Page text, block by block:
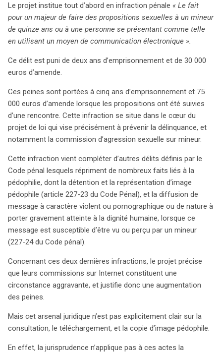
infiltrés. Ainsi, bien que cette législation renforce les
outils à disposition pour lutter contre la délinquance, un
encadrement juridique rigoureux est essentiel pour
protéger les victimes tout en garantissant les droits des
internautes. La protection des mineurs en ligne reste un
enjeu crucial pour la société.
Le projet institue tout d’abord en infraction pénale « Le fait
pour un majeur de faire des propositions sexuelles à un mineur
de quinze ans ou à une personne se présentant comme telle
en utilisant un moyen de communication électronique ».
Ce délit est puni de deux ans d’emprisonnement et de 30 000
euros d’amende.
Ces peines sont portées à cinq ans d’emprisonnement et 75
000 euros d’amende lorsque les propositions ont été suivies
d’une rencontre. Cette infraction se situe dans le cœur du
projet de loi qui vise précisément à prévenir la délinquance, et
notamment la commission d’agression sexuelle sur mineur.
Cette infraction vient compléter d’autres délits définis par le
Code pénal lesquels répriment de nombreux faits liés à la
pédophilie, dont la détention et la représentation d’image
pédophile (article 227-23 du Code Pénal), et la diffusion de
message à caractère violent ou pornographique ou de nature à
porter gravement atteinte à la dignité humaine, lorsque ce
message est susceptible d’être vu ou perçu par un mineur
(227-24 du Code pénal).
Concernant ces deux dernières infractions, le projet précise
que leurs commissions sur Internet constituent une
circonstance aggravante, et justifie donc une augmentation
des peines.
Mais cet arsenal juridique n’est pas explicitement clair sur la
consultation, le téléchargement, et la copie d’image pédophile.
En effet, la jurisprudence n’applique pas à ces actes la